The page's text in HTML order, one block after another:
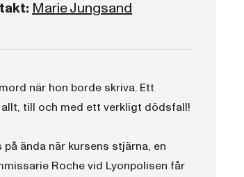
Marie Jungsand
när hon borde skriva. Ett
till och med ett verkligt dödsfall!
ända när kursens stjärna, en
Roche vid Lyonpolisen får